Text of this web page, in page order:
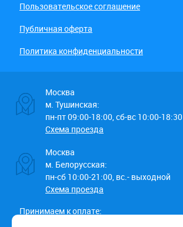
Пользовательское соглашение
Публичная оферта
Политика конфиденциальности
Москва
м. Тушинская:
пн-пт 09:00-18:00, сб-вс 10:00-18:30
Схема проезда
Москва
м. Белорусская:
пн-сб 10:00-21:00, вс.- выходной
Схема проезда
Принимаем к оплате: